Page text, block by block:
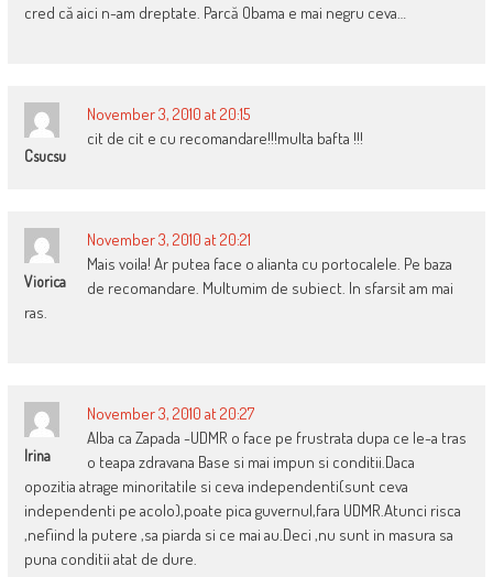
cred că aici n-am dreptate. Parcă Obama e mai negru ceva…
Csucsu
November 3, 2010 at 20:15
cit de cit e cu recomandare!!!multa bafta !!!
Viorica
November 3, 2010 at 20:21
Mais voila! Ar putea face o alianta cu portocalele. Pe baza
de recomandare. Multumim de subiect. In sfarsit am mai
ras.
Irina
November 3, 2010 at 20:27
Alba ca Zapada -UDMR o face pe frustrata dupa ce le-a tras
o teapa zdravana Base si mai impun si conditii.Daca
opozitia atrage minoritatile si ceva independenti(sunt ceva
independenti pe acolo),poate pica guvernul,fara UDMR.Atunci risca
,nefiind la putere ,sa piarda si ce mai au.Deci ,nu sunt in masura sa
puna conditii atat de dure.